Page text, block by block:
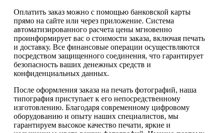
Оплатить заказ можно с помощью банковской карты
прямо на сайте или через приложение. Система
автоматизированного расчета цены мгновенно
проинформирует вас о стоимости заказа, включая печать
и доставку. Все финансовые операции осуществляются
посредством защищенного соединения, что гарантирует
безопасность ваших денежных средств и
конфиденциальных данных.
После оформления заказа на печать фотографий, наша
типография приступает к его непосредственному
изготовлению. Благодаря современному цифровому
оборудованию и опыту наших специалистов, мы
гарантируем высокое качество печати, яркие и